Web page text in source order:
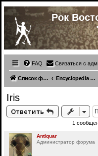
Рок
FAQ Связаться с
Список форумов Encyclopedia | Энциклопедия
Iris
Ответить
1
Antiquar
Администратор форума